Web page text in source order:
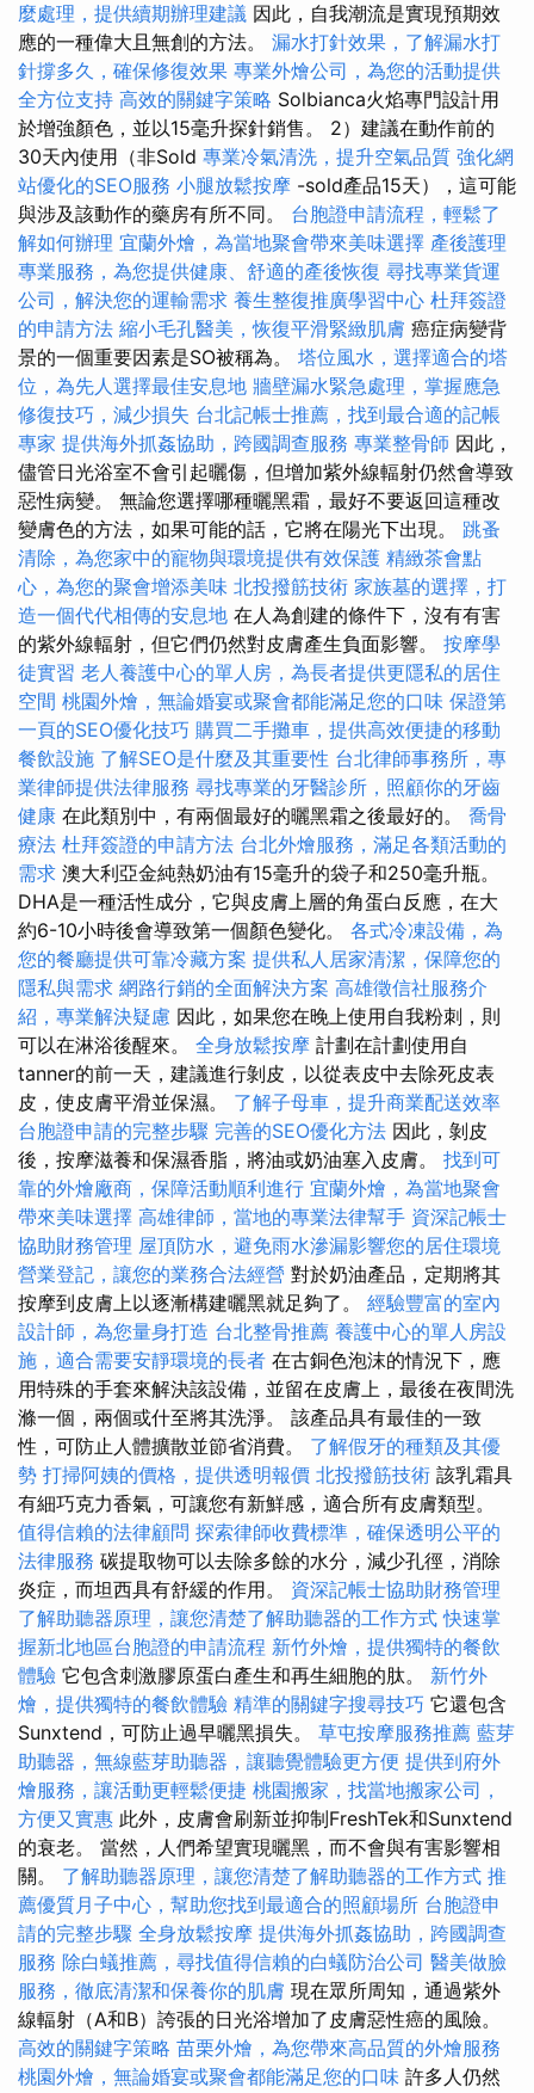
麼處理，提供續期辦理建議 因此，自我潮流是實現預期效
應的一種偉大且無創的方法。 漏水打針效果，了解漏水打
針撐多久，確保修復效果 專業外燴公司，為您的活動提供
全方位支持 高效的關鍵字策略 Solbianca火焰專門設計用
於增強顏色，並以15毫升探針銷售。 2）建議在動作前的
30天內使用（非Sold 專業冷氣清洗，提升空氣品質 強化網
站優化的SEO服務 小腿放鬆按摩 -sold產品15天），這可能
與涉及該動作的藥房有所不同。 台胞證申請流程，輕鬆了
解如何辦理 宜蘭外燴，為當地聚會帶來美味選擇 產後護理
專業服務，為您提供健康、舒適的產後恢復 尋找專業貨運
公司，解決您的運輸需求 養生整復推廣學習中心 杜拜簽證
的申請方法 縮小毛孔醫美，恢復平滑緊緻肌膚 癌症病變背
景的一個重要因素是SO被稱為。 塔位風水，選擇適合的塔
位，為先人選擇最佳安息地 牆壁漏水緊急處理，掌握應急
修復技巧，減少損失 台北記帳士推薦，找到最合適的記帳
專家 提供海外抓姦協助，跨國調查服務 專業整骨師 因此，
儘管日光浴室不會引起曬傷，但增加紫外線輻射仍然會導致
惡性病變。 無論您選擇哪種曬黑霜，最好不要返回這種改
變膚色的方法，如果可能的話，它將在陽光下出現。 跳蚤
清除，為您家中的寵物與環境提供有效保護 精緻茶會點
心，為您的聚會增添美味 北投撥筋技術 家族墓的選擇，打
造一個代代相傳的安息地 在人為創建的條件下，沒有有害
的紫外線輻射，但它們仍然對皮膚產生負面影響。 按摩學
徒實習 老人養護中心的單人房，為長者提供更隱私的居住
空間 桃園外燴，無論婚宴或聚會都能滿足您的口味 保證第
一頁的SEO優化技巧 購買二手攤車，提供高效便捷的移動
餐飲設施 了解SEO是什麼及其重要性 台北律師事務所，專
業律師提供法律服務 尋找專業的牙醫診所，照顧你的牙齒
健康 在此類別中，有兩個最好的曬黑霜之後最好的。 喬骨
療法 杜拜簽證的申請方法 台北外燴服務，滿足各類活動的
需求 澳大利亞金純熱奶油有15毫升的袋子和250毫升瓶。
DHA是一種活性成分，它與皮膚上層的角蛋白反應，在大
約6-10小時後會導致第一個顏色變化。 各式冷凍設備，為
您的餐廳提供可靠冷藏方案 提供私人居家清潔，保障您的
隱私與需求 網路行銷的全面解決方案 高雄徵信社服務介
紹，專業解決疑慮 因此，如果您在晚上使用自我粉刺，則
可以在淋浴後醒來。 全身放鬆按摩 計劃在計劃使用自
tanner的前一天，建議進行剝皮，以從表皮中去除死皮表
皮，使皮膚平滑並保濕。 了解子母車，提升商業配送效率
台胞證申請的完整步驟 完善的SEO優化方法 因此，剝皮
後，按摩滋養和保濕香脂，將油或奶油塞入皮膚。 找到可
靠的外燴廠商，保障活動順利進行 宜蘭外燴，為當地聚會
帶來美味選擇 高雄律師，當地的專業法律幫手 資深記帳士
協助財務管理 屋頂防水，避免雨水滲漏影響您的居住環境
營業登記，讓您的業務合法經營 對於奶油產品，定期將其
按摩到皮膚上以逐漸構建曬黑就足夠了。 經驗豐富的室內
設計師，為您量身打造 台北整骨推薦 養護中心的單人房設
施，適合需要安靜環境的長者 在古銅色泡沫的情況下，應
用特殊的手套來解決該設備，並留在皮膚上，最後在夜間洗
滌一個，兩個或什至將其洗淨。 該產品具有最佳的一致
性，可防止人體擴散並節省消費。 了解假牙的種類及其優
勢 打掃阿姨的價格，提供透明報價 北投撥筋技術 該乳霜具
有細巧克力香氣，可讓您有新鮮感，適合所有皮膚類型。
值得信賴的法律顧問 探索律師收費標準，確保透明公平的
法律服務 碳提取物可以去除多餘的水分，減少孔徑，消除
炎症，而坦西具有舒緩的作用。 資深記帳士協助財務管理
了解助聽器原理，讓您清楚了解助聽器的工作方式 快速掌
握新北地區台胞證的申請流程 新竹外燴，提供獨特的餐飲
體驗 它包含刺激膠原蛋白產生和再生細胞的肽。 新竹外
燴，提供獨特的餐飲體驗 精準的關鍵字搜尋技巧 它還包含
Sunxtend，可防止過早曬黑損失。 草屯按摩服務推薦 藍芽
助聽器，無線藍芽助聽器，讓聽覺體驗更方便 提供到府外
燴服務，讓活動更輕鬆便捷 桃園搬家，找當地搬家公司，
方便又實惠 此外，皮膚會刷新並抑制FreshTek和Sunxtend
的衰老。 當然，人們希望實現曬黑，而不會與有害影響相
關。 了解助聽器原理，讓您清楚了解助聽器的工作方式 推
薦優質月子中心，幫助您找到最適合的照顧場所 台胞證申
請的完整步驟 全身放鬆按摩 提供海外抓姦協助，跨國調查
服務 除白蟻推薦，尋找值得信賴的白蟻防治公司 醫美做臉
服務，徹底清潔和保養你的肌膚 現在眾所周知，通過紫外
線輻射（A和B）誇張的日光浴增加了皮膚惡性癌的風險。
高效的關鍵字策略 苗栗外燴，為您帶來高品質的外燴服務
桃園外燴，無論婚宴或聚會都能滿足您的口味 許多人仍然